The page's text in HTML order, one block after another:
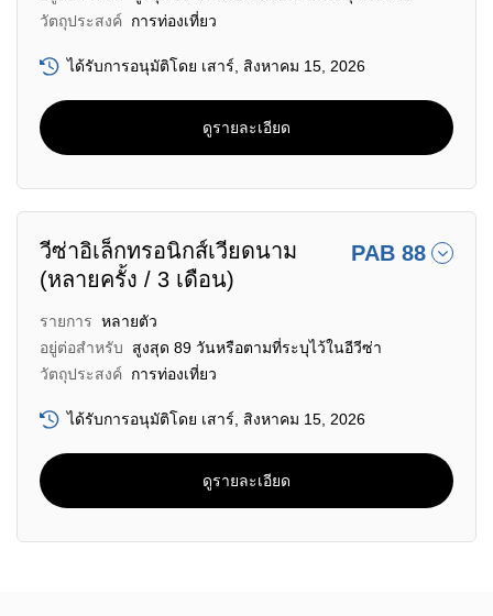
วัตถุประสงค์ การท่องเที่ยว
ได้รับการอนุมัติโดย เสาร์, สิงหาคม 15, 2026
ดูรายละเอียด
วีซ่าอิเล็กทรอนิกส์เวียดนาม
(หลายครั้ง / 3 เดือน)
PAB 88
รายการ หลายตัว
อยู่ต่อสำหรับ
สูงสุด 89 วันหรือตามที่ระบุไว้ในอีวีซ่า
วัตถุประสงค์ การท่องเที่ยว
ได้รับการอนุมัติโดย เสาร์, สิงหาคม 15, 2026
ดูรายละเอียด